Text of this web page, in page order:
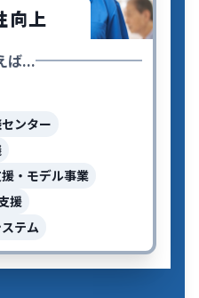
向上
ば...
ンター
・モデル事業
援
テム